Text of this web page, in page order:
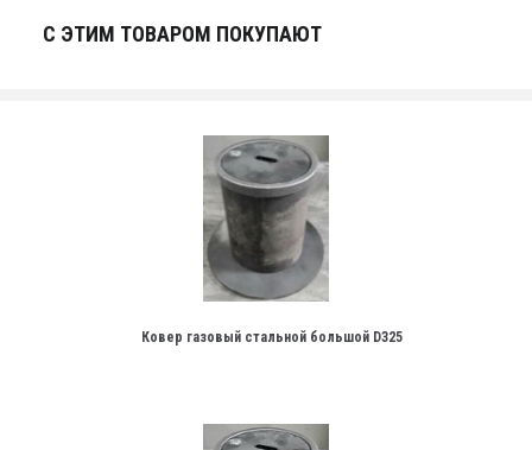
С ЭТИМ ТОВАРОМ ПОКУПАЮТ
Ковер газовый стальной большой D325